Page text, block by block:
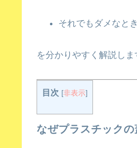
それでもダメなと
を分かりやすく解説しま
目次 [非表示]
なぜプラスチックの